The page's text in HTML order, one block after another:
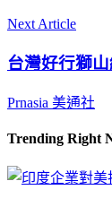
Next Article
台灣好行獅
Prnasia 美通社
Trending Right